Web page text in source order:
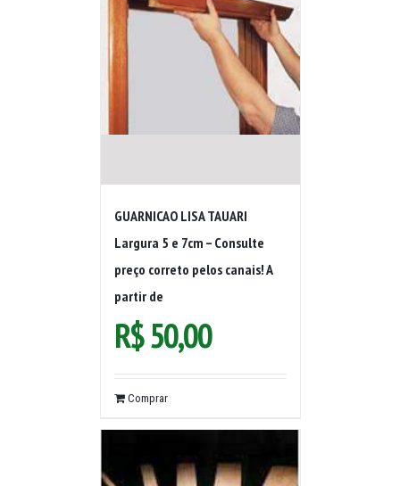
GUARNICAO LISA TAUARI
Largura 5 e 7cm – Consulte
preço correto pelos canais! A
partir de
R$50,00
Comprar